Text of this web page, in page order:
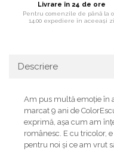
Livrare în 24 de ore
Pentru comenzile de până la
14.00 expediere în aceeași zi
Descriere
Am pus multă emoție în
marcat 9 ani de
exprimă, așa cum am
românesc. E cu tricolor,
pentru noi și ce am vrut